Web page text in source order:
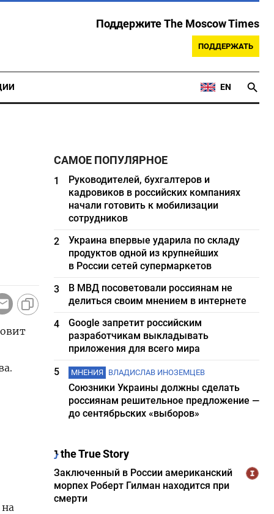
Поддержите The Moscow Times
ПОДДЕРЖАТЬ
EN
САМОЕ ПОПУЛЯРНОЕ
1
Руководителей, бухгалтеров и
кадровиков в российских компаниях
начали готовить к мобилизации
сотрудников
2
Украина впервые ударила по складу
продуктов одной из крупнейших
в России сетей супермаркетов
3
В МВД посоветовали россиянам не
делиться своим мнением в интернете
4
Google запретит российским
разработчикам выкладывать
приложения для всего мира
5
МНЕНИЯ ВЛАДИСЛАВ ИНОЗЕМЦЕВ
Союзники Украины должны сделать
россиянам решительное предложение —
до сентябрьских «выборов»